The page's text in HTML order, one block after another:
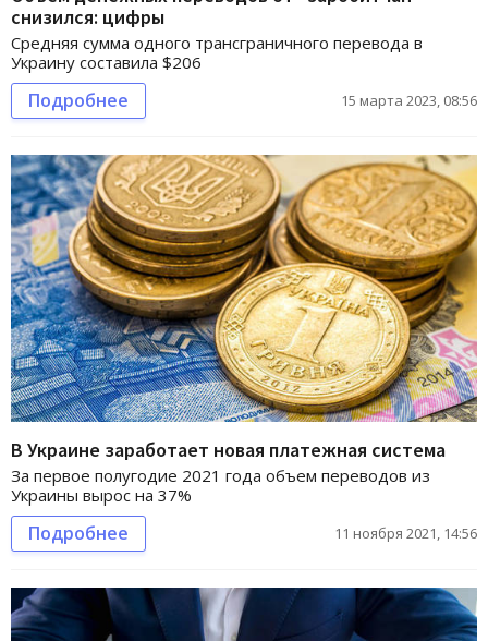
снизился: цифры
Средняя сумма одного трансграничного перевода в
Украину составила $206
Подробнее 15 марта 2023, 08:56
В Украине заработает новая платежная система
За первое полугодие 2021 года объем переводов из
Украины вырос на 37%
Подробнее 11 ноября 2021, 14:56